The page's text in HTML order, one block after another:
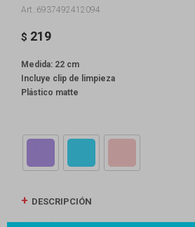
6937492412094
$ 219
Medida: 22 cm
Incluye clip de limpieza
Plástico matte
DESCRIPCIÓN